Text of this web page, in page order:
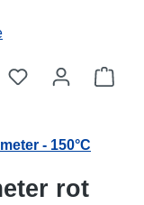
- 150°C
rot